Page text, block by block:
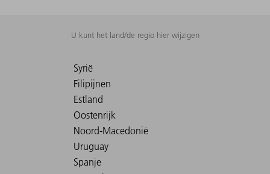
U kunt het land/de regio hier wijzigen